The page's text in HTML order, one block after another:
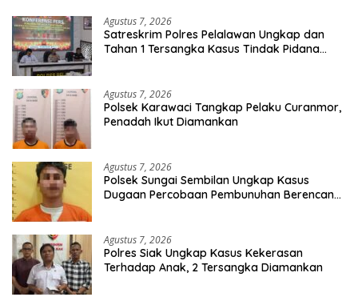
Agustus 7, 2026
Satreskrim Polres Pelalawan Ungkap dan
Tahan 1 Tersangka Kasus Tindak Pidana
Agustus 7, 2026
Polsek Karawaci Tangkap Pelaku Curanmor,
Penadah Ikut Diamankan
Agustus 7, 2026
Polsek Sungai Sembilan Ungkap Kasus
Dugaan Percobaan Pembunuhan Berencana,
Agustus 7, 2026
Polres Siak Ungkap Kasus Kekerasan
Terhadap Anak, 2 Tersangka Diamankan